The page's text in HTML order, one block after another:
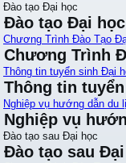
Đào tạo Đại học
Đào tạo Đại học
Chương Trình Đào Tạo
Chương Trình
Thông tin tuyển sinh Đại
Thông tin
Nghiệp vụ hướng dẫn du
Nghiệp vụ
Đào tạo sau Đại học
Đào tạo sau